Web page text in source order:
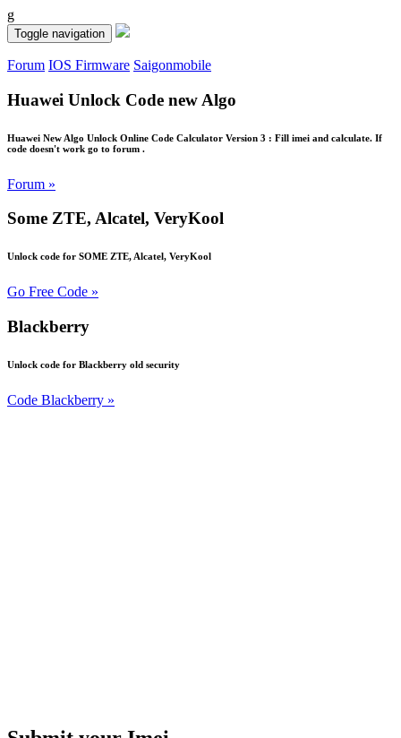
g
Toggle navigation
Forum IOS Firmware Saigonmobile
Huawei Unlock Code new Algo
Huawei New Algo Unlock Online Code Calculator Version 3 : Fill imei and calculate. If
code doesn't work go to forum .
Forum »
Some ZTE, Alcatel, VeryKool
Unlock code for SOME ZTE, Alcatel, VeryKool
Go Free Code »
Blackberry
Unlock code for Blackberry old security
Code Blackberry »